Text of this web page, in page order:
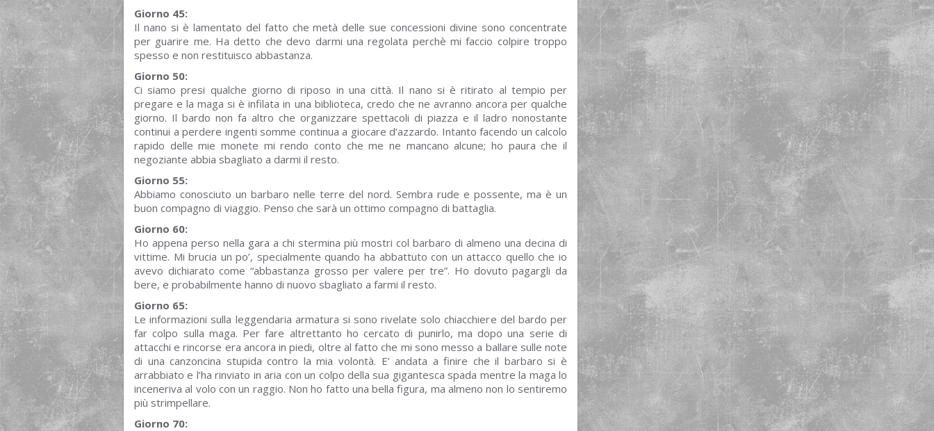
Giorno 45:
Il nano si è lamentato del fatto che metà delle sue concessioni divine sono concentrate
per guarire me. Ha detto che devo darmi una regolata perchè mi faccio colpire troppo
spesso e non restituisco abbastanza.
Giorno 50:
Ci siamo presi qualche giorno di riposo in una città. Il nano si è ritirato al tempio per
pregare e la maga si è infilata in una biblioteca, credo che ne avranno ancora per qualche
giorno. Il bardo non fa altro che organizzare spettacoli di piazza e il ladro nonostante
continui a perdere ingenti somme continua a giocare d’azzardo. Intanto facendo un calcolo
rapido delle mie monete mi rendo conto che me ne mancano alcune; ho paura che il
negoziante abbia sbagliato a darmi il resto.
Giorno 55:
Abbiamo conosciuto un barbaro nelle terre del nord. Sembra rude e possente, ma è un
buon compagno di viaggio. Penso che sarà un ottimo compagno di battaglia.
Giorno 60:
Ho appena perso nella gara a chi stermina più mostri col barbaro di almeno una decina di
vittime. Mi brucia un po’, specialmente quando ha abbattuto con un attacco quello che io
avevo dichiarato come “abbastanza grosso per valere per tre”. Ho dovuto pagargli da
bere, e probabilmente hanno di nuovo sbagliato a farmi il resto.
Giorno 65:
Le informazioni sulla leggendaria armatura si sono rivelate solo chiacchiere del bardo per
far colpo sulla maga. Per fare altrettanto ho cercato di punirlo, ma dopo una serie di
attacchi e rincorse era ancora in piedi, oltre al fatto che mi sono messo a ballare sulle note
di una canzoncina stupida contro la mia volontà. E’ andata a finire che il barbaro si è
arrabbiato e l’ha rinviato in aria con un colpo della sua gigantesca spada mentre la maga lo
inceneriva al volo con un raggio. Non ho fatto una bella figura, ma almeno non lo sentiremo
più strimpellare.
Giorno 70: